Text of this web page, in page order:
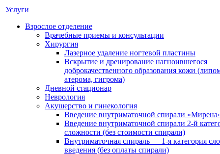
Услуги
Взрослое отделение
Врачебные приемы и консультации
Хирургия
Лазерное удаление ногтевой пластины
Вскрытие и дренирование нагноившегося
доброкачественного образования кожи
атерома, гигрома)
Дневной стационар
Неврология
Акушерство и гинекология
Введение внутриматочной спирали
Введение внутриматочной спирали 2-й
сложности (без стоимости спирали)
Внутриматочная спираль — 1-я категория
введения (без оплаты спирали)